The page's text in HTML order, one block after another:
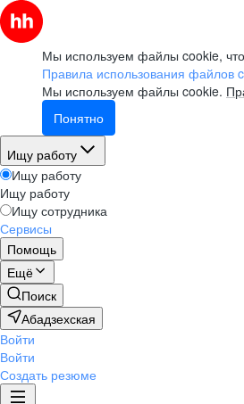
Мы используем файлы cookie,
Правила использования файлов
Мы используем файлы cookie.
Понятно
Ищу работу
Ищу работу
Ищу работу
Ищу сотрудника
Сервисы
Помощь
Ещё
Поиск
Абадзехская
Войти
Войти
Создать резюме